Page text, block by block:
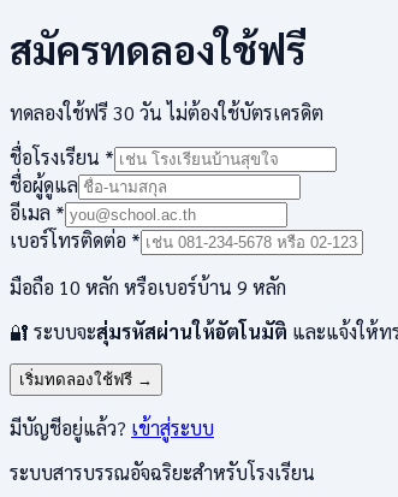
สมัครทดลองใช้ฟรี
ทดลองใช้ฟรี30 วัน ไม่ต้องใช้บัตรเครดิต
ชื่อโรงเรียน *
ชื่อผู้ดูแล
อีเมล *
เบอร์โทรติดต่อ *
มือถือ 10 หลัก หรือเบอร์บ้าน 9 หลัก
🔐 ระบบจะสุ่มรหัสผ่านให้อัตโนมัติ และแจ้งให้ท
เริ่มทดลองใช้ฟรี →
มีบัญชีอยู่แล้ว? เข้าสู่ระบบ
ระบบสารบรรณอัจฉริยะสำหรับโรงเรียน